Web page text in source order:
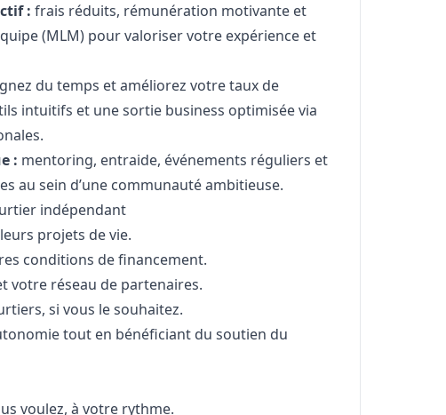
: frais réduits, rémunération motivante et
(MLM) pour valoriser votre expérience et
du temps et améliorez votre taux de
intuitifs et une sortie business optimisée via
: mentoring, entraide, événements réguliers et
au sein d’une communauté ambitieuse.
indépendant
projets de vie.
conditions de financement.
votre réseau de partenaires.
si vous le souhaitez.
tout en bénéficiant du soutien du
voulez, à votre rythme.